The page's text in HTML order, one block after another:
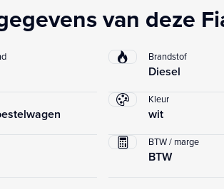
van deze
Brandstof
Diesel
Kleur
wit
BTW / marge
BTW